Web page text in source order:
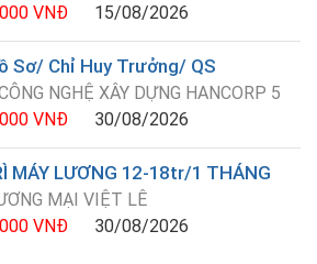
VNĐ
15/08/2026
Sơ/ Chỉ Huy Trưởng/ QS
NGHỆ XÂY DỰNG HANCORP 5
VNĐ
30/08/2026
MÁY LƯƠNG 12-18tr/1 THÁNG
MẠI VIỆT LÊ
VNĐ
30/08/2026